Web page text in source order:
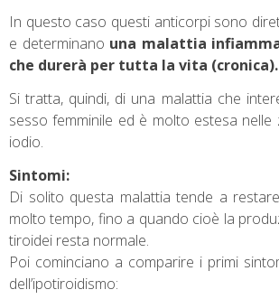
In questo caso questi anticorpi sono
e determinano una malattia
che durerà per tutta la vita (cronica).
Si tratta, quindi, di una malattia che
sesso femminile ed è molto estesa
iodio.
Sintomi:
Di solito questa malattia tende a
molto tempo, fino a quando cioè la
tiroidei resta normale.
Poi cominciano a comparire i primi
dell’ipotiroidismo: